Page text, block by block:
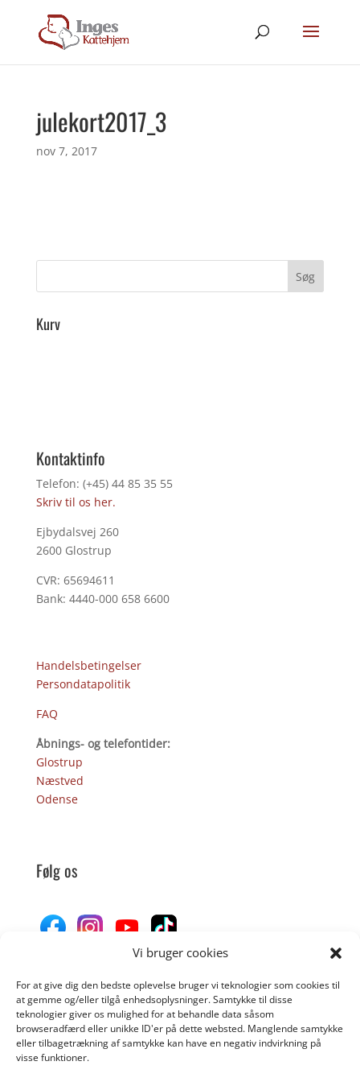
Vi bruger cookies
For at give dig den bedste oplevelse bruger vi teknologier som cookies til
at gemme og/eller tilgå enhedsoplysninger. Samtykke til disse
teknologier giver os mulighed for at behandle data såsom
browseradfærd eller unikke ID'er på dette websted. Manglende samtykke
eller tilbagetrækning af samtykke kan have en negativ indvirkning på
visse funktioner.
julekort2017_3
nov 7, 2017
Kurv
Kontaktinfo
Telefon: (+45) 44 85 35 55
Skriv til os her.
Ejbydalsvej 260
2600 Glostrup
CVR: 65694611
Bank: 4440-000 658 6600
Handelsbetingelser
Persondatapolitik
FAQ
Åbnings- og telefontider:
Glostrup
Næstved
Odense
Følg os
Donér til Inges Kattehjem
DONÉR